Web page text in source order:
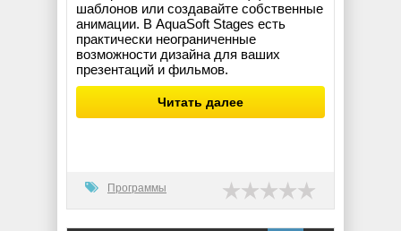
шаблонов или создавайте собственные
анимации. В AquaSoft Stages есть
практически неограниченные
возможности дизайна для ваших
презентаций и фильмов.
Читать далее
Программы